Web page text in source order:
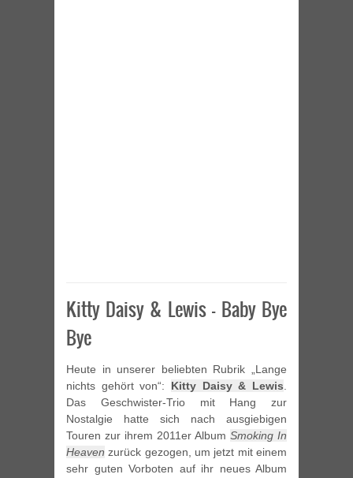
Kitty Daisy & Lewis – Baby Bye
Bye
Heute in unserer beliebten Rubrik „Lange
nichts gehört von“: Kitty Daisy & Lewis.
Das Geschwister-Trio mit Hang zur
Nostalgie hatte sich nach ausgiebigen
Touren zur ihrem 2011er Album Smoking In
Heaven zurück gezogen, um jetzt mit einem
sehr guten Vorboten auf ihr neues Album